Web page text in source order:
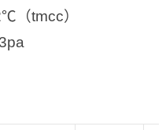
（tmcc）